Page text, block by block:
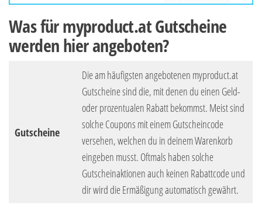
Was für myproduct.at Gutscheine
werden hier angeboten?
Gutscheine
Die am häufigsten angebotenen myproduct.at
Gutscheine sind die, mit denen du einen Geld-
oder prozentualen Rabatt bekommst. Meist sind
solche Coupons mit einem Gutscheincode
versehen, welchen du in deinem Warenkorb
eingeben musst. Oftmals haben solche
Gutscheinaktionen auch keinen Rabattcode und
dir wird die Ermäßigung automatisch gewährt.